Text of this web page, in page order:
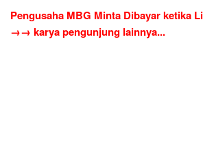
Pengusaha MBG Minta Dibayar ketika
→→ karya pengunjung lainnya...